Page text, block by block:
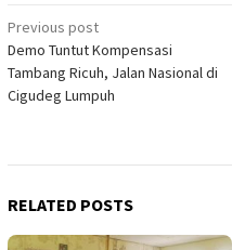
Post
navigation
Previous post
Demo Tuntut Kompensasi
Tambang Ricuh, Jalan Nasional di
Cigudeg Lumpuh
RELATED POSTS